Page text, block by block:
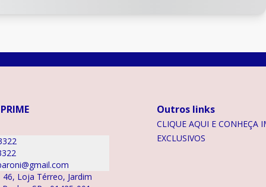
46, Loja Térreo, Jardim
Outros links
CLIQUE AQUI E CONHEÇA
EXCLUSIVOS